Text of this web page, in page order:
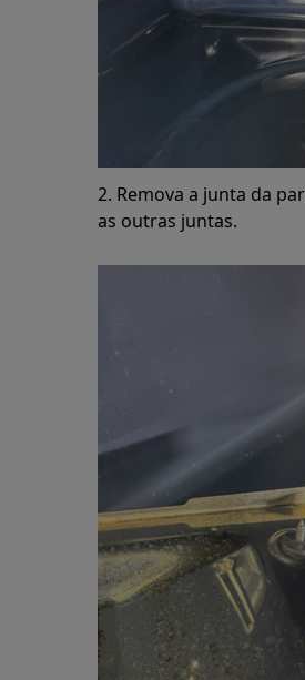
2. Remova a junta da
as outras juntas.